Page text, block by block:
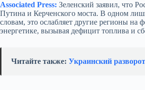
Associated Press: Зеленский заявил, что
Путина и Керченского моста. В одном
словам, это ослабляет другие регионы
энергетике, вызывая дефицит топлива и
Читайте также: Украинский